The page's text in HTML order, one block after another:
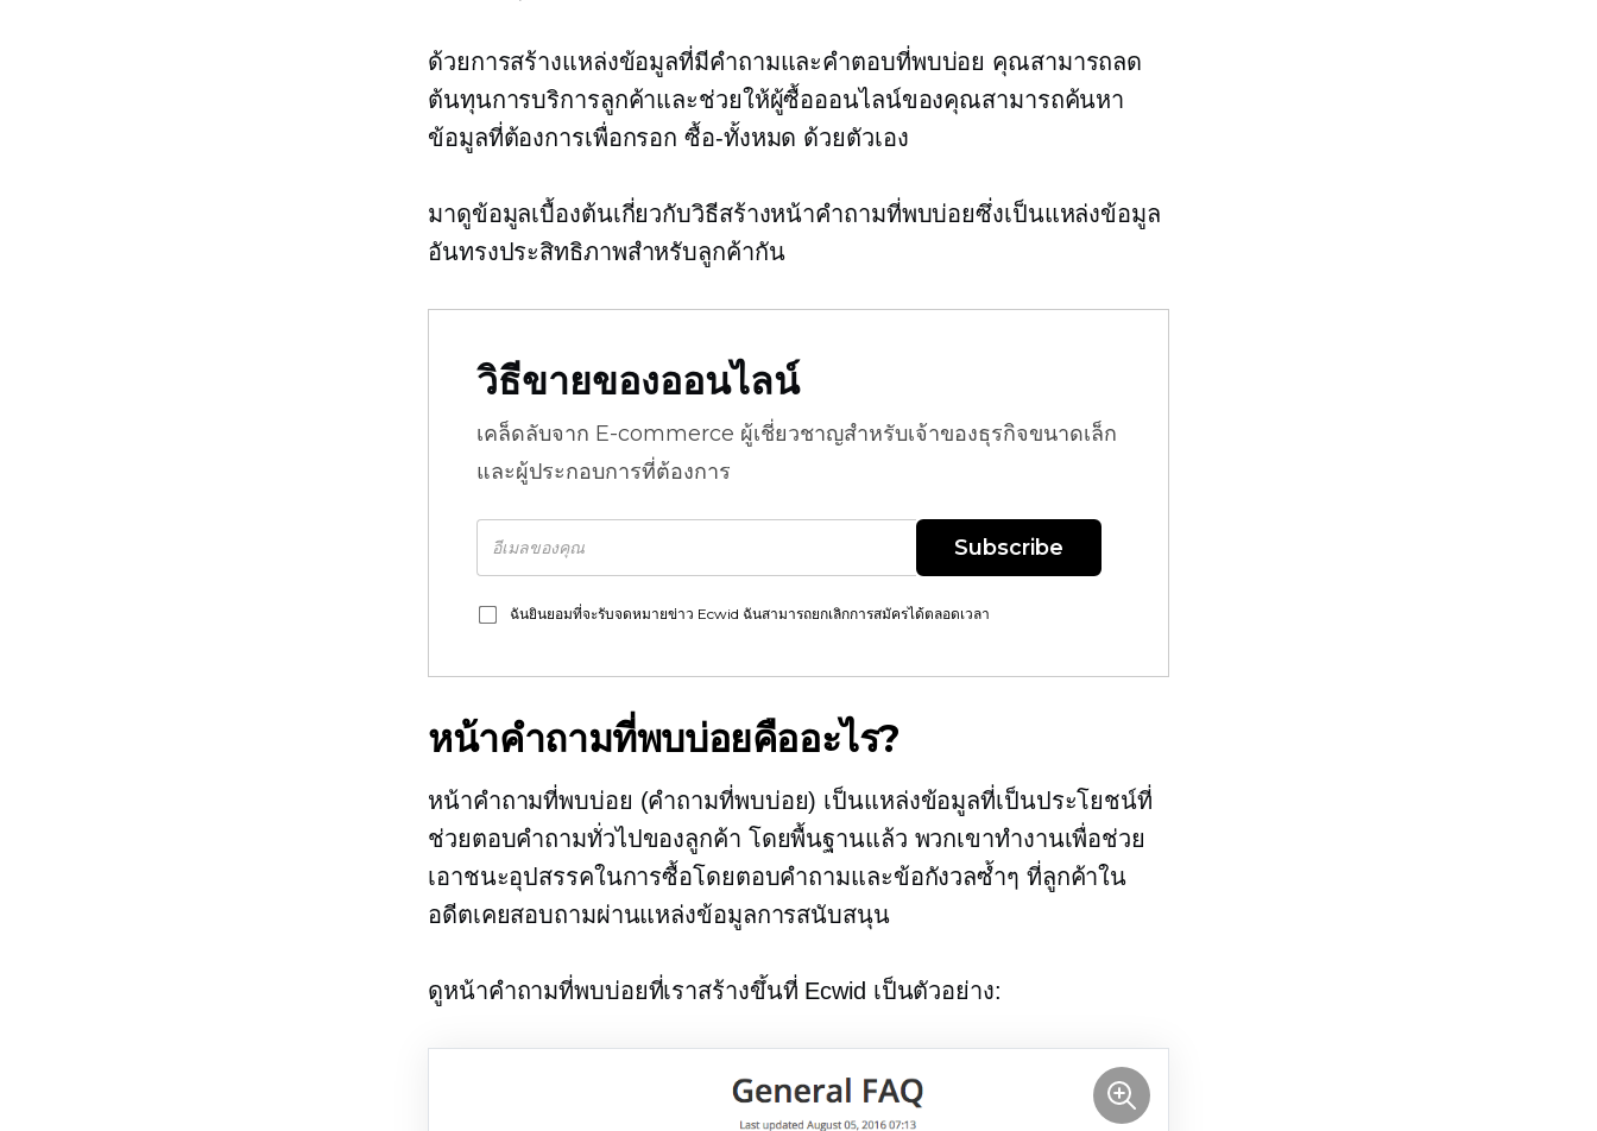
ด้วยการสร้างแหล่งข้อมูลที่มีคำถามและคำตอบที่พบบ่อย คุณสามารถลด
ต้นทุนการบริการลูกค้าและช่วยให้ผู้ซื้อออนไลน์ของคุณสามารถค้นหา
ข้อมูลที่ต้องการเพื่อกรอกซื้อ-ทั้งหมด ด้วยตัวเอง
มาดูข้อมูลเบื้องต้นเกี่ยวกับวิธีสร้างหน้าคำถามที่พบบ่อยซึ่งเป็นแหล่งข้อมูล
อันทรงประสิทธิภาพสำหรับลูกค้ากัน
วิธีขายของออนไลน์
เคล็ดลับจาก E-commerce ผู้เชี่ยวชาญสำหรับเจ้าของธุรกิจขนาดเล็ก
และผู้ประกอบการที่ต้องการ
Subscribe
ฉันยินยอมที่จะรับจดหมายข่าว Ecwid ฉันสามารถยกเลิกการสมัครได้ตลอดเวลา
หน้าคำถามที่พบบ่อยคืออะไร?
หน้าคำถามที่พบบ่อย (คำถามที่พบบ่อย) เป็นแหล่งข้อมูลที่เป็นประโยชน์ที่
ช่วยตอบคำถามทั่วไปของลูกค้า โดยพื้นฐานแล้ว พวกเขาทำงานเพื่อช่วย
เอาชนะอุปสรรคในการซื้อโดยตอบคำถามและข้อกังวลซ้ำๆ ที่ลูกค้าใน
อดีตเคยสอบถามผ่านแหล่งข้อมูลการสนับสนุน
ดูหน้าคำถามที่พบบ่อยที่เราสร้างขึ้นที่ Ecwid เป็นตัวอย่าง: